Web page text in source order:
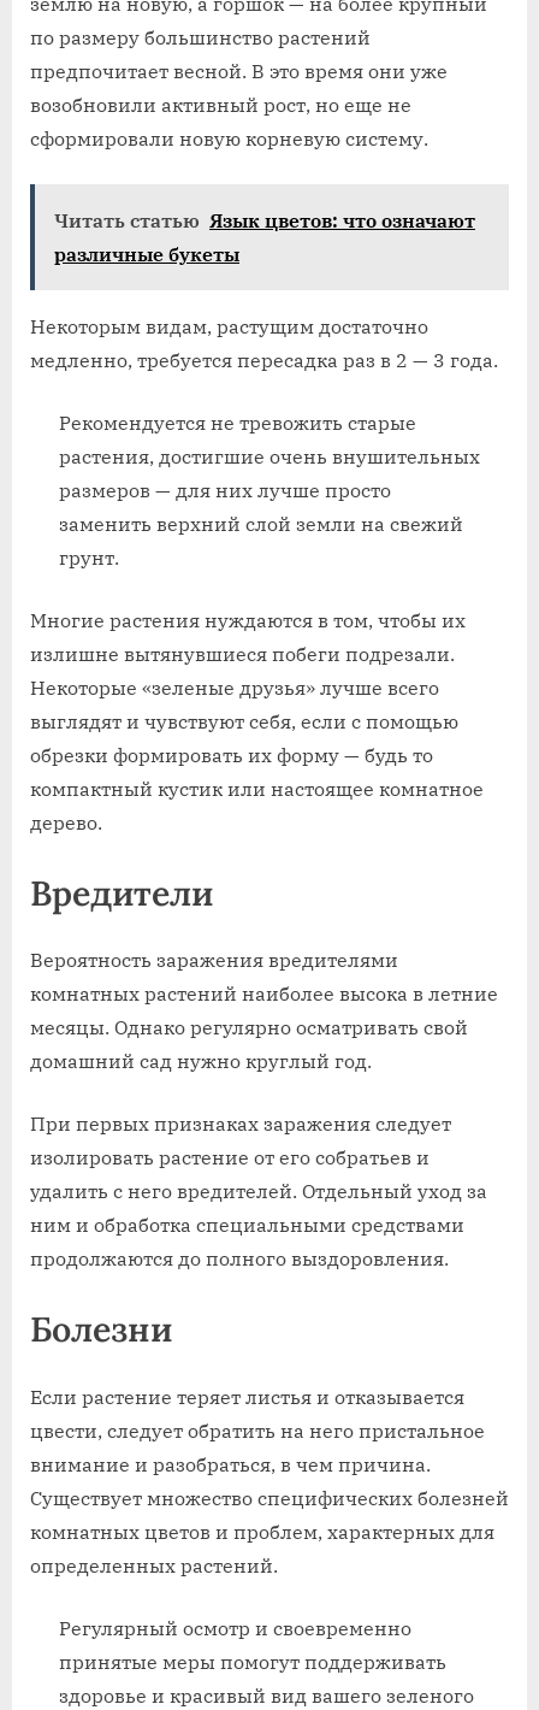
по размеру большинство растений
предпочитает весной. В это время они уже
возобновили активный рост, но еще не
сформировали новую корневую систему.
Читать статью Язык цветов: что означают
различные букеты
Некоторым видам, растущим достаточно
медленно, требуется пересадка раз в 2 — 3 года.
Рекомендуется не тревожить старые
растения, достигшие очень внушительных
размеров — для них лучше просто
заменить верхний слой земли на свежий
грунт.
Многие растения нуждаются в том, чтобы их
излишне вытянувшиеся побеги подрезали.
Некоторые «зеленые друзья» лучше всего
выглядят и чувствуют себя, если с помощью
обрезки формировать их форму — будь то
компактный кустик или настоящее комнатное
дерево.
Вредители
Вероятность заражения вредителями
комнатных растений наиболее высока в летние
месяцы. Однако регулярно осматривать свой
домашний сад нужно круглый год.
При первых признаках заражения следует
изолировать растение от его собратьев и
удалить с него вредителей. Отдельный уход за
ним и обработка специальными средствами
продолжаются до полного выздоровления.
Болезни
Если растение теряет листья и отказывается
цвести, следует обратить на него пристальное
внимание и разобраться, в чем причина.
Существует множество специфических болезней
комнатных цветов и проблем, характерных для
определенных растений.
Регулярный осмотр и своевременно
принятые меры помогут поддерживать
здоровье и красивый вид вашего зеленого